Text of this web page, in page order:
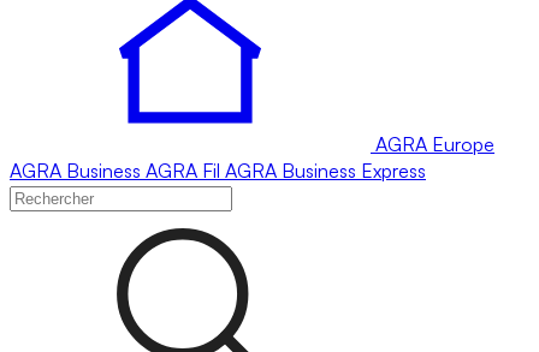
AGRA Europe
AGRA Business AGRA Fil AGRA Business Express